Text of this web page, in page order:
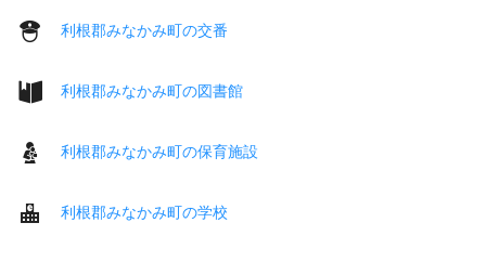
利根郡みなかみ町の交番
利根郡みなかみ町の図書館
利根郡みなかみ町の保育施設
利根郡みなかみ町の学校